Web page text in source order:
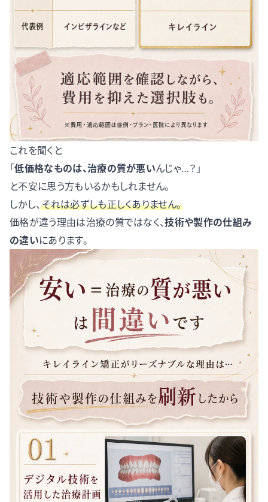
これを聞くと
「低価格なものは、治療の質が悪いんじゃ…？」
と不安に思う方もいるかもしれません。
しかし、それは必ずしも正しくありません。
価格が違う理由は治療の質ではなく、技術や製作の仕組み
の違いにあります。